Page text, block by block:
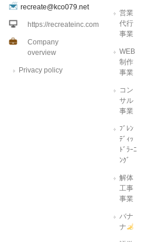
recreate@kco079.net
https://recreateinc.com
Company
overview
Privacy policy
営業
代行
事業
WEB
制作
事業
コン
サル
事業
ﾌﾞﾚﾝ
ﾃﾞｨｯ
ﾄﾞﾗｰﾆ
ﾝｸﾞ
解体
工事
事業
バナ
ナ